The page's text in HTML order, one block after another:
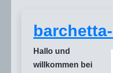
Hallo und
willkommen bei